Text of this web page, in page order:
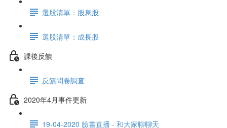
選股清單：股息股
選股清單：成長股
課後反饋
反饋問卷調查
2020年4月事件更新
19-04-2020 臉書直播 - 和大家聊聊天